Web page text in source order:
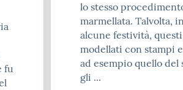
fu
lo stesso
marmellata. Talvolta,
alcune festività,
modellati con stampi
ad esempio quello del
gli ...